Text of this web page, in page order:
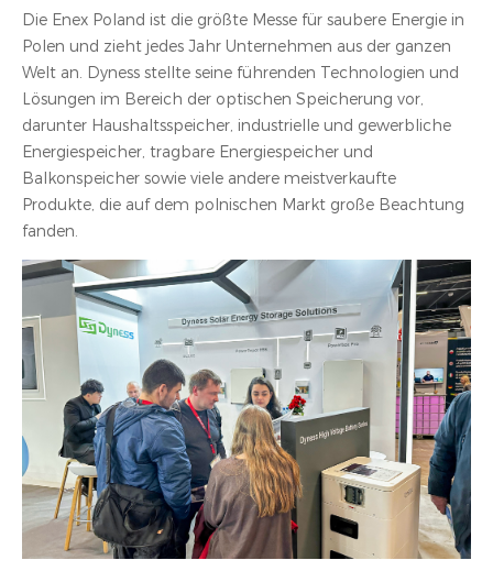
Die Enex Poland ist die größte Messe für saubere Energie in
Polen und zieht jedes Jahr Unternehmen aus der ganzen
Welt an. Dyness stellte seine führenden Technologien und
Lösungen im Bereich der optischen Speicherung vor,
darunter Haushaltsspeicher, industrielle und gewerbliche
Energiespeicher, tragbare Energiespeicher und
Balkonspeicher sowie viele andere meistverkaufte
Produkte, die auf dem polnischen Markt große Beachtung
fanden.